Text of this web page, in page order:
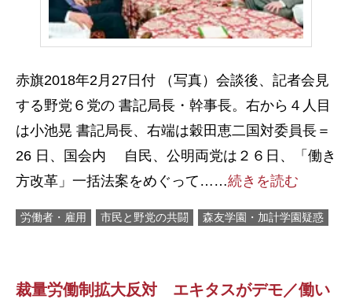
赤旗2018年2月27日付 （写真）会談後、記者会見
する野党６党の 書記局長・幹事長。右から４人目
は小池晃 書記局長、右端は穀田恵二国対委員長＝
26 日、国会内 自民、公明両党は２６日、「働き
方改革」一括法案をめぐって……続きを読む
労働者・雇用 市民と野党の共闘 森友学園・加計学園疑惑
裁量労働制拡大反対 エキタスがデモ／働い